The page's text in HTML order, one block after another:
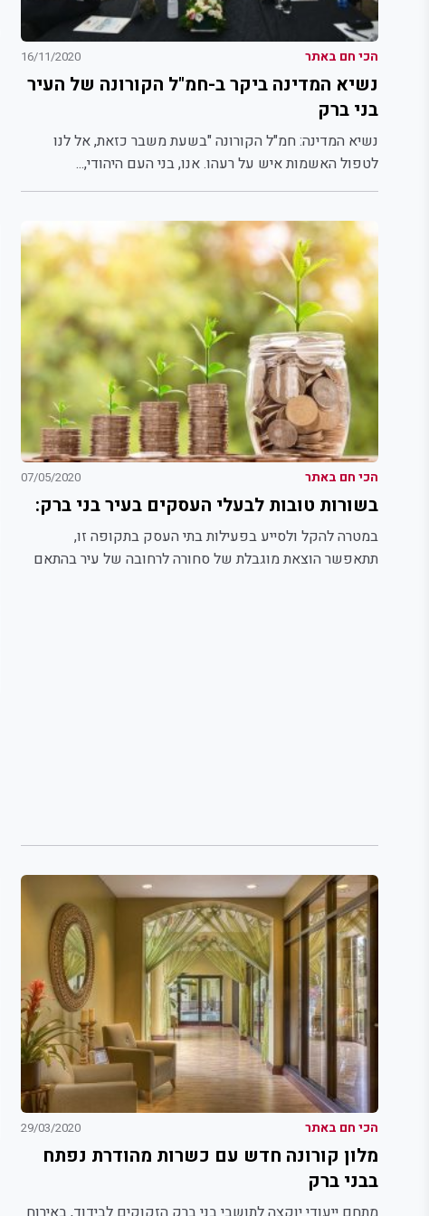
הכי חם באתר 16/11/2020
נשיא המדינה ביקר ב-חמ"ל הקורונה של העיר
בני ברק
נשיא המדינה: חמ"ל הקורונה "בשעת משבר כזאת, אל לנו
לטפול האשמות איש על רעהו. אנו, בני העם היהודי,...
הכי חם באתר 07/05/2020
בשורות טובות לבעלי העסקים בעיר בני ברק:
במטרה להקל ולסייע בפעילות בתי העסק בתקופה זו,
תתאפשר הוצאת מוגבלת של סחורה לרחובה של עיר בהתאם
הכי חם באתר 29/03/2020
מלון קורונה חדש עם כשרות מהודרת נפתח
בבני ברק